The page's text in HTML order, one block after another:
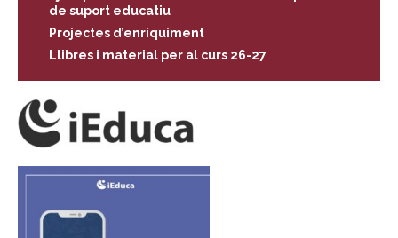
de suport educatiu
Projectes d’enriquiment
Llibres i material per al curs 26-27